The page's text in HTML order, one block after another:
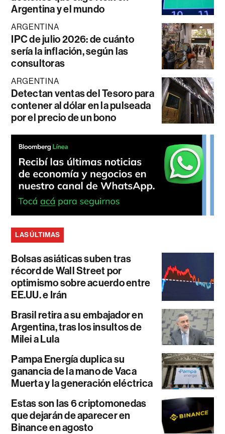
Argentina y el mundo
ARGENTINA
IPC de julio 2026: de cuánto
sería la inflación, según las
consultoras
ARGENTINA
Detectan ventas del Tesoro para
contener al dólar en la pulseada
por el precio de un bono
LAS ÚLTIMAS
Bolsas asiáticas suben tras
récord de Wall Street por
optimismo sobre acuerdo entre
EE.UU. e Irán
Brasil retira a su embajador en
Argentina, tras los insultos de
Milei a Lula
Pampa Energía duplica su
ganancia de la mano de Vaca
Muerta y la generación eléctrica
Estas son las 6 criptomonedas
que dejarán de aparecer en
Binance en agosto